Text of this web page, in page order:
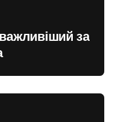
за